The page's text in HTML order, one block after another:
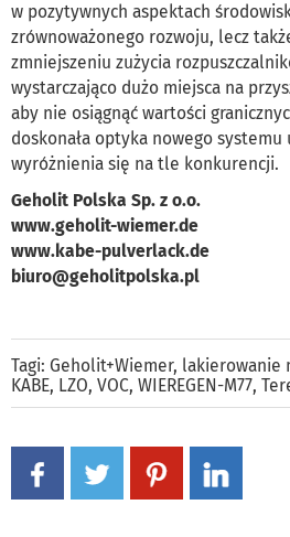
w pozytywnych aspektach
zrównoważonego rozwoju, lecz
zmniejszeniu zużycia
wystarczająco dużo miejsca na
aby nie osiągnąć wartości
doskonała optyka nowego systemu
wyróżnienia się na tle konkurencji.
Geholit Polska Sp. z o.o.
www.geholit-wiemer.de
www.kabe-pulverlack.de
biuro@geholitpolska.pl
Tagi: Geholit+Wiemer, lakierowanie
KABE, LZO, VOC, WIEREGEN-M77,